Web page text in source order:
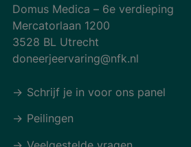
Domus Medica – 6e verdieping
Mercatorlaan 1200
3528 BL Utrecht
doneerjeervaring@nfk.nl
Schrijf je in voor ons panel
Peilingen